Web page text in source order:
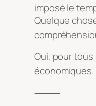
imposé le
Quelque
Oui, pour
économiques.
⸻